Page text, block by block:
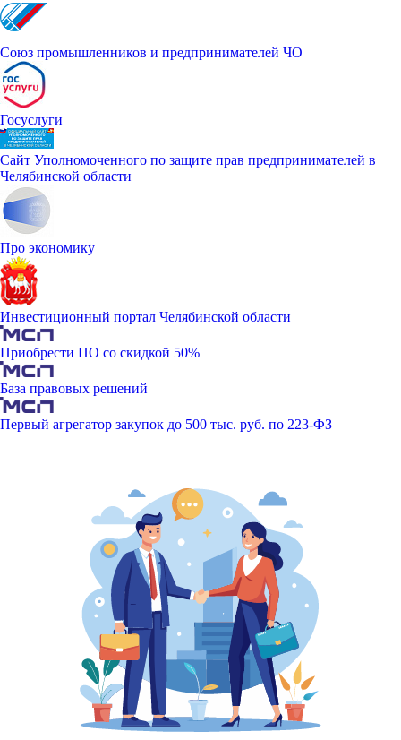
Союз промышленников и предпринимателей ЧО
Госуслуги
Сайт Уполномоченного по защите прав предпринимателей в
Челябинской области
Про экономику
Инвестиционный портал Челябинской области
Приобрести ПО со скидкой 50%
База правовых решений
Первый агрегатор закупок до 500 тыс. руб. по 223-ФЗ